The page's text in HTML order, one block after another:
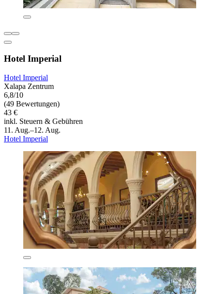
Hotel Imperial
Hotel Imperial
Xalapa Zentrum
6,8/10
(49 Bewertungen)
43 €
inkl. Steuern & Gebühren
11. Aug.–12. Aug.
Hotel Imperial